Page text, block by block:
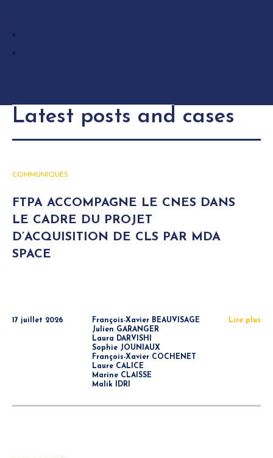
Latest posts and cases
COMMUNIQUÉS
FTPA ACCOMPAGNE LE CNES DANS
LE CADRE DU PROJET
D’ACQUISITION DE CLS PAR MDA
SPACE
17 juillet 2026
François-Xavier BEAUVISAGE
Julien GARANGER
Laura DARVISHI
Sophie JOUNIAUX
François-Xavier COCHENET
Laure CALICE
Marine CLAISSE
Malik IDRI
Lire plus